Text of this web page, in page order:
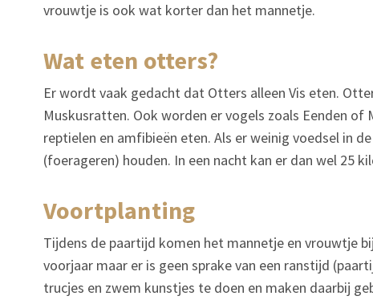
vrouwtje is ook wat korter dan het mannetje.
wat eten otters?
Er wordt vaak gedacht dat Otters alleen Vis eten.
Muskusratten. Ook worden er vogels zoals Eenden
reptielen en amfibieën eten. Als er weinig voedsel in
(foerageren) houden. In een nacht kan er dan wel 25
voortplanting
Tijdens de paartijd komen het mannetje en vrouwtje
voorjaar maar er is geen sprake van een ranstijd
trucjes en zwem kunstjes te doen en maken daarbij